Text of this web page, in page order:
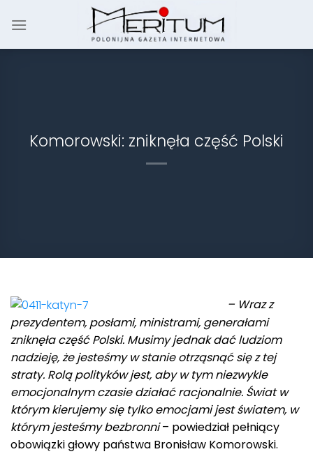
Komorowski: zniknęła część Polski
– Wraz z
prezydentem, posłami, ministrami, generałami
zniknęła część Polski. Musimy jednak dać ludziom
nadzieję, że jesteśmy w stanie otrząsnąć się z tej
straty. Rolą polityków jest, aby w tym niezwykle
emocjonalnym czasie działać racjonalnie. Świat w
którym kierujemy się tylko emocjami jest światem, w
którym jesteśmy bezbronni– powiedział pełniący
obowiązki głowy państwa Bronisław Komorowski.